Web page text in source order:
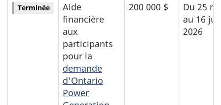
Terminée
Aide
financière
aux
participants
pour la
demande
d’Ontario
Power
200 000 $
Du 25
au 16
2026